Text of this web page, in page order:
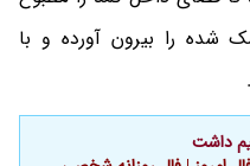
را بیرون آورده و با
داشت